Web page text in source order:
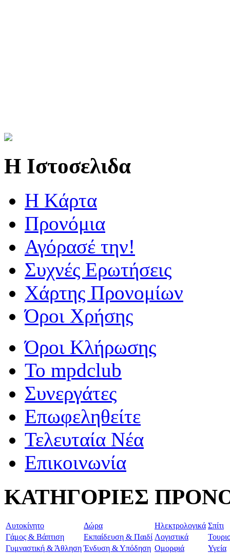
Η Ιστοσελιδα
Η Kάρτα
Προνόμια
Αγόρασέ την!
Συχνές Ερωτήσεις
Χάρτης Προνομίων
Όροι Χρήσης
Όροι Κλήρωσης
To mpdclub
Συνεργάτες
Επωφεληθείτε
Τελευταία Νέα
Επικοινωνία
ΚΑΤΗΓΟΡΙΕΣ
Aυτοκίνητο Δώρα Ηλεκτρολογικά Σπίτι
Γάμος & Βάπτιση
Εκπαίδευση & Παιδί Λογιστικά
Γυμναστική & Άθληση Ένδυση & Υπόδηση Ομορφιά
Υγεία